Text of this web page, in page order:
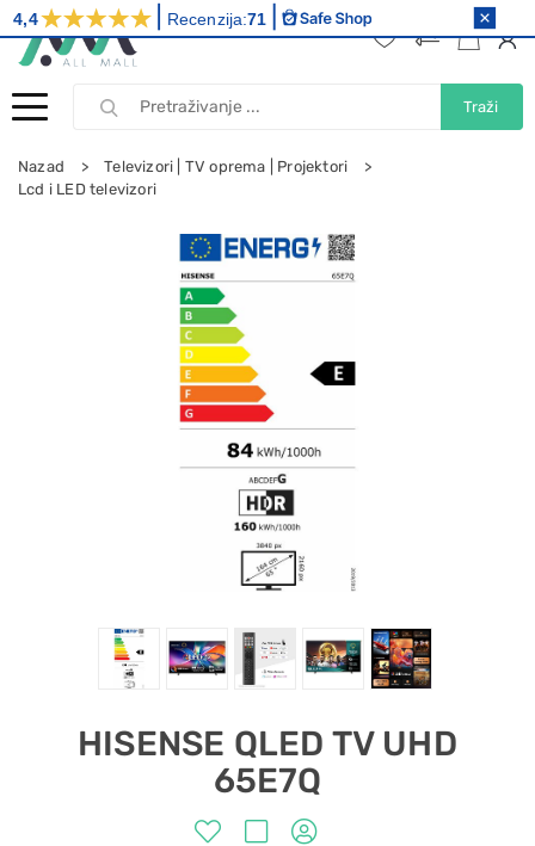
Traži
Nazad
Televizori | TV oprema | Projektori
Lcd i LED televizori
HISENSE QLED TV UHD
65E7Q
4,4 Recenzija:71